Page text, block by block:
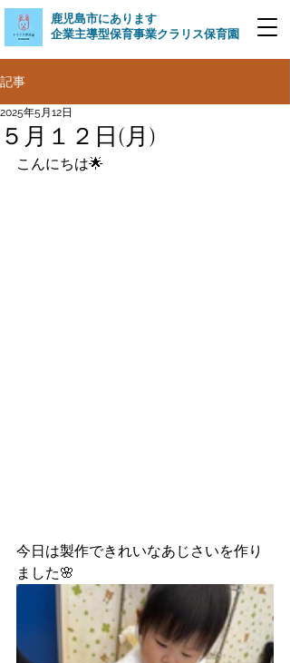
​鹿児島市にあります
企業主導型保育事業クラリス保育園
記事
５月１２日(月)
2025年5月12日
こんにちは🌟
今日は製作できれいなあじさいを作り
ました🌸